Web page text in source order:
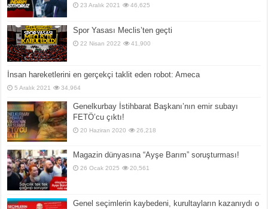
23 Aralık 2021 46,625
Spor Yasası Meclis’ten geçti
22 Nisan 2022 41,900
İnsan hareketlerini en gerçekçi taklit eden robot: Ameca
5 Aralık 2021 34,964
Genelkurbay İstihbarat Başkanı’nın emir subayı
FETÖ’cu çıktı!
20 Haziran 2020 26,218
Magazin dünyasına “Ayşe Barım” soruşturması!
26 Ocak 2025 20,561
Genel seçimlerin kaybedeni, kurultayların kazanıydı o